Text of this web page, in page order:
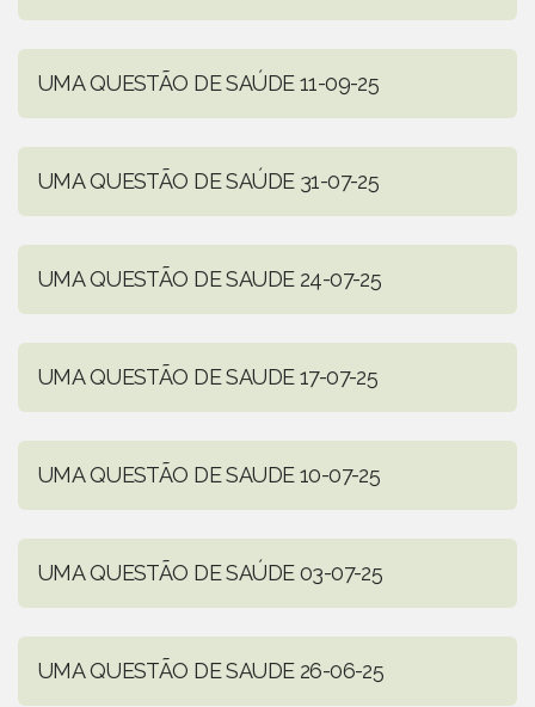
UMA QUESTÃO DE SAÚDE 11-09-25
UMA QUESTÃO DE SAÚDE 31-07-25
UMA QUESTÃO DE SAUDE 24-07-25
UMA QUESTÃO DE SAUDE 17-07-25
UMA QUESTÃO DE SAUDE 10-07-25
UMA QUESTÃO DE SAÚDE 03-07-25
UMA QUESTÃO DE SAUDE 26-06-25